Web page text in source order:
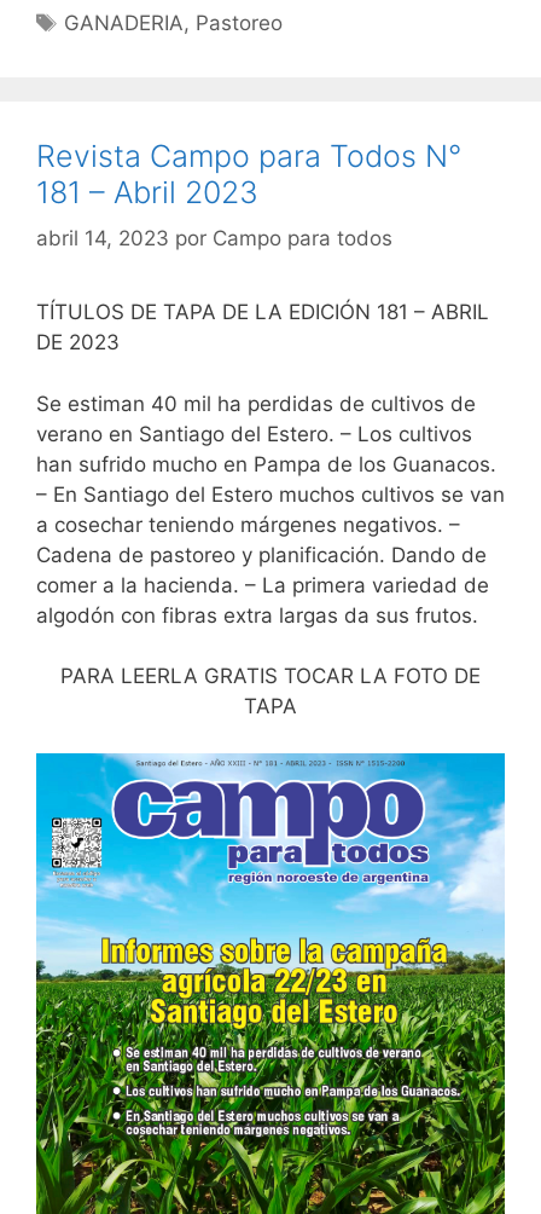
Etiquetas
GANADERIA, Pastoreo
Revista Campo para Todos N°
181 – Abril 2023
abril 14, 2023 por Campo para todos
TÍTULOS DE TAPA DE LA EDICIÓN 181 – ABRIL
DE 2023
Se estiman 40 mil ha perdidas de cultivos de
verano en Santiago del Estero. – Los cultivos
han sufrido mucho en Pampa de los Guanacos.
– En Santiago del Estero muchos cultivos se van
a cosechar teniendo márgenes negativos. –
Cadena de pastoreo y planificación. Dando de
comer a la hacienda. – La primera variedad de
algodón con fibras extra largas da sus frutos.
PARA LEERLA GRATIS TOCAR LA FOTO DE
TAPA